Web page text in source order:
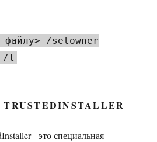
/setowner
/l
- это специальная